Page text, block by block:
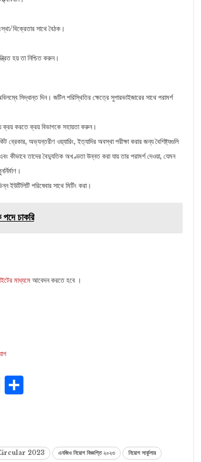
বিক্রেতার সাথে বৈঠক।
হয় তা নিশ্চিত করুন।
সিদ্ধান্ত দিন। জটিল পরিস্থিতির ক্ষেত্রে সুপারভাইজারের সাথে পরামর্শ
ক্রয় করতে ক্রয় বিভাগকে সহায়তা করুন।
অভ্যন্তরীণ ওয়্যারিং, ইত্যাদির অবস্থা পরীক্ষা করার জন্য বৈশিষ্ট্যগুলি
কীভাবে তাদের বৈদ্যুতিক অখণ্ডতা উন্নত করা যায় তার পরামর্শ দেওয়া, যেমন
পরিষেবার সাথে মিটিং করা।
চাকরি
মাধ্যমে আবেদন করতে হবে ।
Copy
2023 এনজিও নিয়োগ বিজ্ঞপ্তি ২০২৩
নিয়োগ সার্কুলার